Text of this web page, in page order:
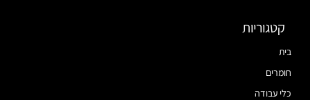
קטגוריות
בית
חומרים
כלי עבודה